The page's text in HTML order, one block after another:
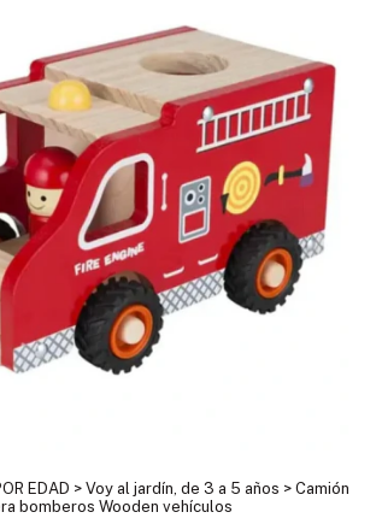
EDAD > Voy al jardín, de 3 a 5 años > Camión
bomberos Wooden vehículos